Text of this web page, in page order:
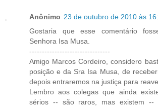
Anônimo 23 de outubro de 2010 às
Gostaria que esse comentário
Senhora Isa Musa.
--------------------------------
Amigo Marcos Cordeiro, considero
posição e da Sra Isa Musa, de
depois entraremos na justiça para
Lembro aos colegas que ainda
sérios -- são raros, mas existem --